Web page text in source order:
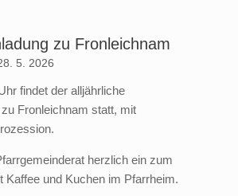
zu Fronleichnam
5. 2026
findet der alljährliche
Fronleichnam statt, mit
herzlich ein zum
Kaffee und Kuchen im Pfarrheim.